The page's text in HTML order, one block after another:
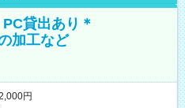
貸出あり＊
加工など
円